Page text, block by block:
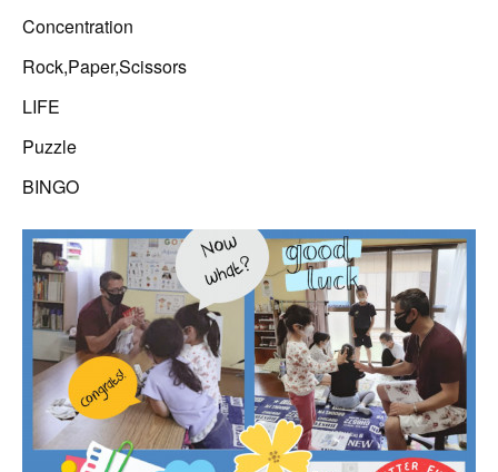
Concentration
Rock,Paper,Scissors
LIFE
Puzzle
BINGO